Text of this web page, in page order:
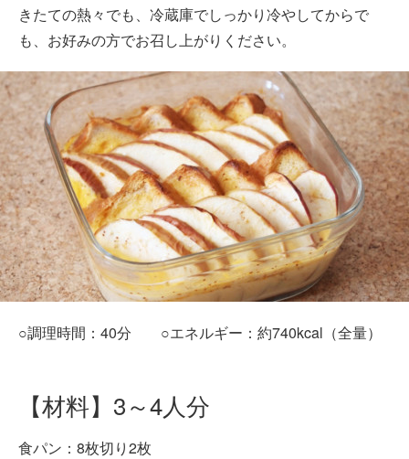
きたての熱々でも、冷蔵庫でしっかり冷やしてからで
も、お好みの方でお召し上がりください。
○調理時間：40分 ○エネルギー：約740kcal（全量）
【材料】3～4人分
食パン：8枚切り2枚